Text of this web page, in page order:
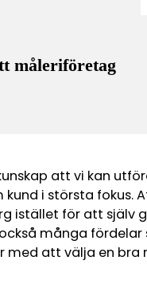
måleriföretag
att vi kan
i största fokus.
istället för att själv
många
med att välja en bra